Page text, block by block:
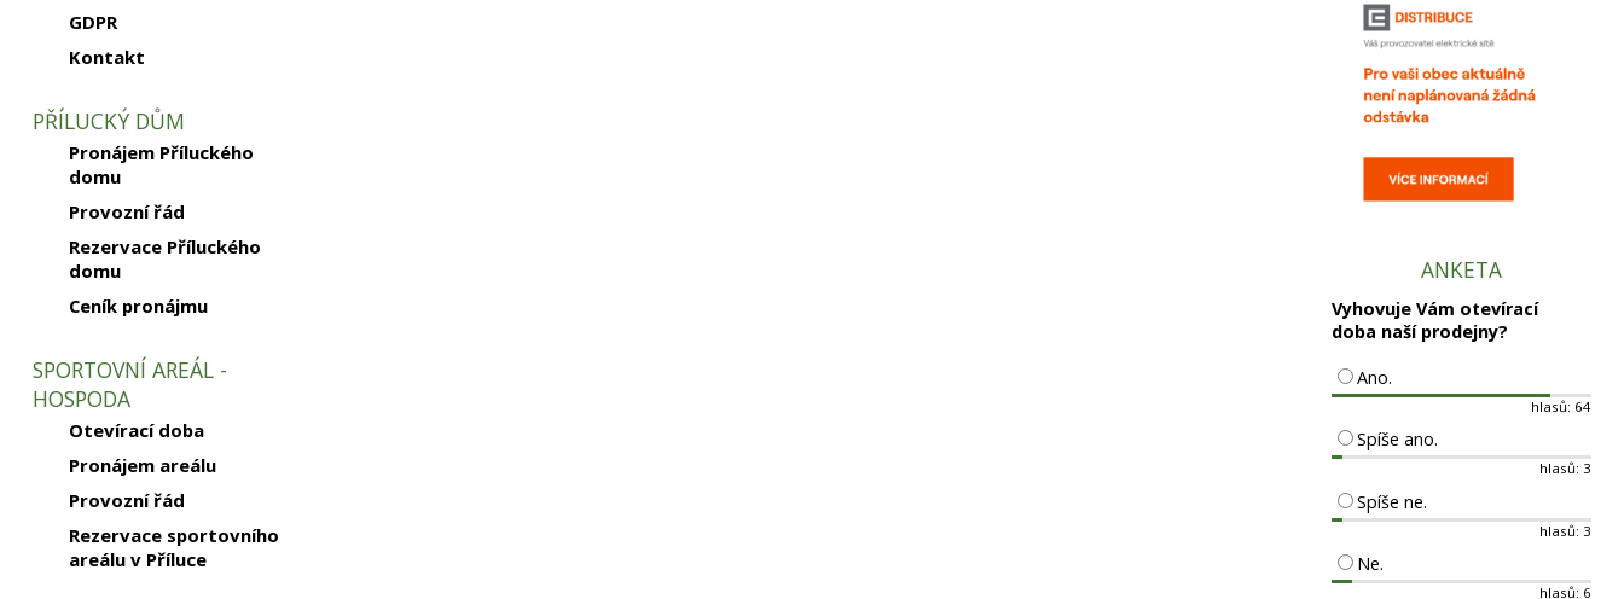
GDPR
Kontakt
PŘÍLUCKÝ DŮM
Pronájem Příluckého
domu
Provozní řád
Rezervace Příluckého
domu
Ceník pronájmu
SPORTOVNÍ AREÁL -
HOSPODA
Otevírací doba
Pronájem areálu
Provozní řád
Rezervace sportovního
areálu v Příluce
ANKETA
Vyhovuje Vám otevírací
doba naší prodejny?
Ano.
hlasů: 64
Spíše ano.
hlasů: 3
Spíše ne.
hlasů: 3
Ne.
hlasů: 6